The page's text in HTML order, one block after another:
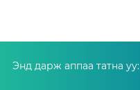
Энд дарж аппаа татна уу: